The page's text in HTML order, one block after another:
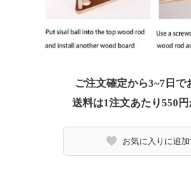
ご注文確定から3~7日で
送料は1注文あたり550
お気に入りに追加